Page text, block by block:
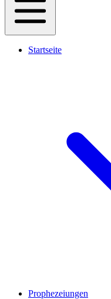
Startseite
Prophezeiungen